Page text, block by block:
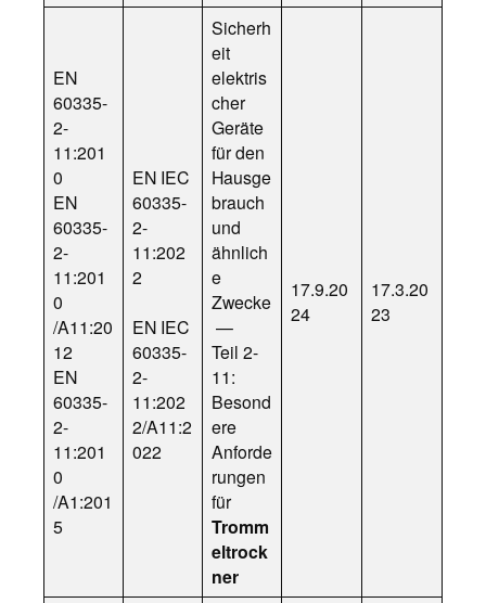
EN
60335-
2-
11:201
0
EN
60335-
2-
11:201
0
/A11:20
12
EN
60335-
2-
11:201
0
/A1:201
5
EN IEC
60335-
2-
11:202
2
EN IEC
60335-
2-
11:202
2/A11:2
022
Sicherh
eit
elektris
cher
Geräte
für den
Hausge
brauch
und
ähnlich
e
Zwecke
—
Teil 2-
11:
Besond
ere
Anforde
rungen
für
Tromm
eltrock
ner
17.9.20
24
17.3.20
23